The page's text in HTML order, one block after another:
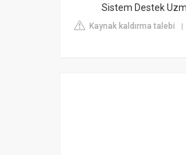
Sistem Destek
Kaynak kaldırma talebi |